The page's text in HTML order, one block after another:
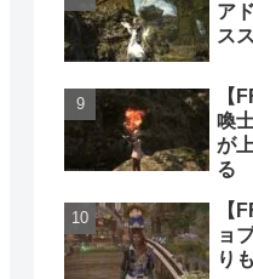
ア
ス
【
喚
が
る
【
ョ
り